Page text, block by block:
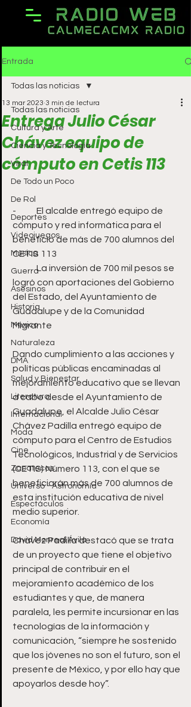
Entrada
Todas las noticias
Cultura y Arte
Ciencia y Tecnología
Viral
De Todo un Poco
De Rol
Deportes
Videojuegos
Música
Guerra
Asesinos
Historia
México
Naturaleza
DMA
Salud y Bienestar
Literatura
Internacional
Moda
Cine
Zacatecas
Universo - Astronomía
Espectáculos
Economía
David Monreal Ávila
Todas las noticias
Entrega Julio César
Chávez equipo de
cómputo en Cetis 113
13 mar 2023 3 min de lectura
-	El alcalde entregó equipo de
cómputo y red informática para el
beneficio de más de 700 alumnos del
CETIS 113
-	La inversión de 700 mil pesos se
logró con aportaciones del Gobierno
del Estado, del Ayuntamiento de
Guadalupe y de la Comunidad
Migrante
Dando cumplimiento a las acciones y
políticas públicas encaminadas al
mejoramiento educativo que se llevan
a cabo desde el Ayuntamiento de
Guadalupe, el Alcalde Julio César
Chávez Padilla entregó equipo de
cómputo para el Centro de Estudios
Tecnológicos, Industrial y de Servicios
(CETIS) Número 113, con el que se
beneficiarán más de 700 alumnos de
esta institución educativa de nivel
medio superior.
Chávez Padilla destacó que se trata
de un proyecto que tiene el objetivo
principal de contribuir en el
mejoramiento académico de los
estudiantes y que, de manera
paralela, les permite incursionar en las
tecnologías de la información y
comunicación, “siempre he sostenido
que los jóvenes no son el futuro, son el
presente de México, y por ello hay que
apoyarlos desde hoy”.